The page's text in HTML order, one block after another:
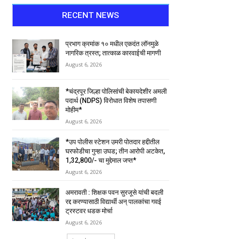
RECENT NEWS
प्रभाग क्रमांक १० मधील एकदंत लॉनमुळे
नागरिक त्रस्त; तात्काळ कारवाईची मागणी
August 6, 2026
*चंद्रपूर जिल्हा पोलिसांची बेकायदेशीर अमली
पदार्थ (NDPS) विरोधात विशेष तपासणी
मोहीम*
August 6, 2026
*उप पोलीस स्टेशन उमरी पोतदार हद्दीतील
घरफोडीचा गुन्हा उघड; तीन आरोपी अटकेत,
₹1,32,800/- चा मुद्देमाल जप्त*
August 6, 2026
अमरावती : शिक्षक पवन सुरजूसे यांची बदली
रद्द करण्यासाठी विद्यार्थी अन् पालकांचा गवई
ट्रस्टवर धडक मोर्चा
August 6, 2026